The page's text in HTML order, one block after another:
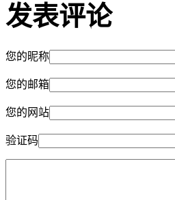
发表评论
您的昵称
您的邮箱
您的网站
验证码